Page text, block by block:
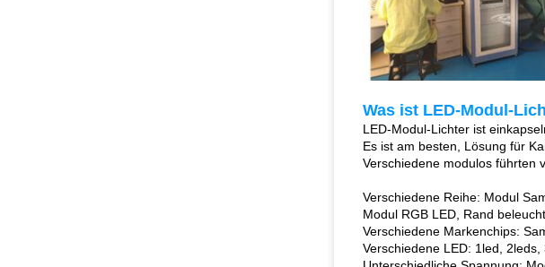
Was ist LED-Modul-
LED-Modul-Lichter ist
Es ist am besten, Lösung für
Verschiedene modulos führten
Verschiedene Reihe: Modul
Modul RGB LED, Rand
Verschiedene Markenchips:
Verschiedene LED: 1led, 2leds,